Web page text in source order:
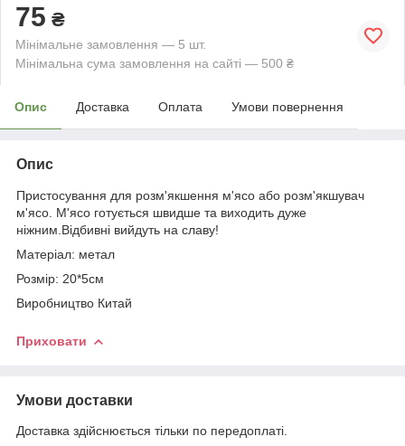
75 ₴
Мінімальне замовлення — 5 шт.
Мінімальна сума замовлення на сайті — 500 ₴
Опис Доставка Оплата Умови повернення
Опис
Пристосування для розм'якшення м'ясо або розм'якшувач
м'ясо. М'ясо готується швидше та виходить дуже
ніжним.Відбивні вийдуть на славу!
Матеріал: метал
Розмір: 20*5см
Виробництво Китай
Приховати
Умови доставки
Доставка здійснюється тільки по передоплаті.